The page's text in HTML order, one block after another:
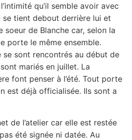
qu’il semble avoir avec
se tient debout derrière lui et
soeur de Blanche car, selon la
porte le même ensemble.
se sont rencontrés au début de
mariés en juillet. La
font penser à l’été. Tout porte
est déjà officialisée. Ils sont a
de l’atelier car elle est restée
été signée ni datée. Au